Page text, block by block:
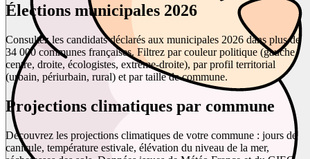
Élections municipales 2026
Consultez les candidats déclarés aux municipales 2026 dans plus de
34 000 communes françaises. Filtrez par couleur politique (gauche,
centre, droite, écologistes, extrême-droite), par profil territorial
(urbain, périurbain, rural) et par taille de commune.
Projections climatiques par commune
Découvrez les projections climatiques de votre commune : jours de
canicule, température estivale, élévation du niveau de la mer,